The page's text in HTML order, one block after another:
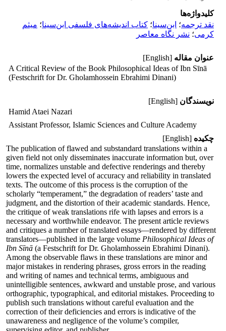
کلیدواژه‌ها
نقد ترجمه؛ ابن‌سینا؛ کتاب اندیشه‌های فلسفی ابن‌سینا؛ میثم
کرمی؛ نشر نگاه معاصر
عنوان مقاله [English]
A Critical Review of the Book Philosophical Ideas of Ibn Sīnā
(Festschrift for Dr. Gholamhossein Ebrahimi Dinani)
نویسندگان [English]
Hamid Ataei Nazari
Assistant Professor, Islamic Sciences and Culture Academy
چکیده [English]
The publication of flawed and substandard translations within a
given field not only disseminates inaccurate information but, over
time, normalizes unstable and defective renderings and thereby
lowers the expected level of accuracy and reliability in translated
texts. The outcome of this process is the corruption of the
scholarly “temperament,” the degradation of readers’ taste and
judgment, and the distortion of their academic standards. Hence,
the critique of weak translations rife with lapses and errors is a
necessary and worthwhile endeavor. The present article reviews
and critiques a number of translated essays—rendered by different
translators—published in the large volume Philosophical Ideas of
Ibn Sīnā (a Festschrift for Dr. Gholamhossein Ebrahimi Dinani).
Among the observable flaws in these translations are minor and
major mistakes in rendering phrases, gross errors in the reading
and writing of names and technical terms, ambiguous and
unintelligible sentences, awkward and unstable prose, and various
orthographic, typographical, and editorial mistakes. Proceeding to
publish such translations without careful evaluation and the
correction of their deficiencies and errors is indicative of the
unawareness and negligence of the volume’s compiler,